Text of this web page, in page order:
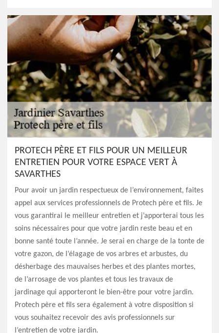
PROTECH PÈRE ET FILS POUR UN MEILLEUR
ENTRETIEN POUR VOTRE ESPACE VERT À
SAVARTHES
Pour avoir un jardin respectueux de l’environnement, faites
appel aux services professionnels de Protech père et fils. Je
vous garantirai le meilleur entretien et j’apporterai tous les
soins nécessaires pour que votre jardin reste beau et en
bonne santé toute l’année. Je serai en charge de la tonte de
votre gazon, de l’élagage de vos arbres et arbustes, du
désherbage des mauvaises herbes et des plantes mortes,
de l’arrosage de vos plantes et tous les travaux de
jardinage qui apporteront le bien-être pour votre jardin.
Protech père et fils sera également à votre disposition si
vous souhaitez recevoir des avis professionnels sur
l’entretien de votre jardin.